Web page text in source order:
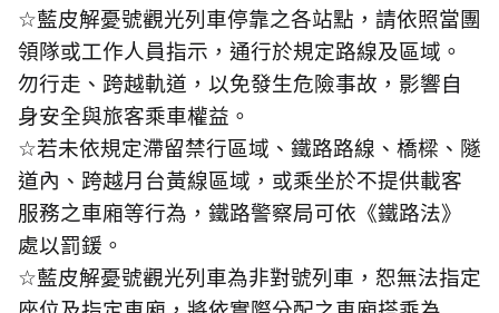
☆藍皮解憂號觀光列車停靠之各站點，請依照當團
領隊或工作人員指示，通行於規定路線及區域。
勿行走、跨越軌道，以免發生危險事故，影響自
身安全與旅客乘車權益。
☆若未依規定滯留禁行區域、鐵路路線、橋樑、隧
道內、跨越月台黃線區域，或乘坐於不提供載客
服務之車廂等行為，鐵路警察局可依《鐵路法》
處以罰鍰。
☆藍皮解憂號觀光列車為非對號列車，恕無法指定